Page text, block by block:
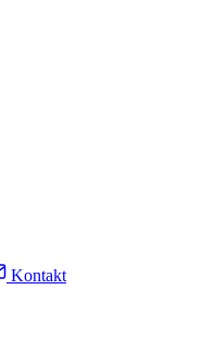
Kontakt